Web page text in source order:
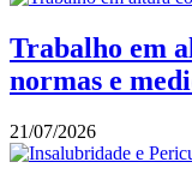
Trabalho em
normas e
21/07/2026